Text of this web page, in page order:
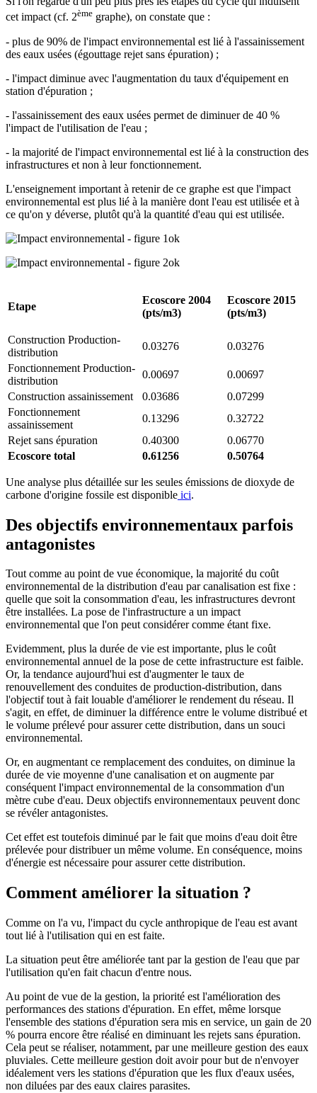
cet impact (cf. 2ème graphe), on constate que :
- plus de 90% de l'impact environnemental est lié à l'assainissement
des eaux usées (égouttage rejet sans épuration) ;
- l'impact diminue avec l'augmentation du taux d'équipement en
station d'épuration ;
- l'assainissement des eaux usées permet de diminuer de 40 %
l'impact de l'utilisation de l'eau ;
- la majorité de l'impact environnemental est lié à la construction des
infrastructures et non à leur fonctionnement.
L'enseignement important à retenir de ce graphe est que l'impact
environnemental est plus lié à la manière dont l'eau est utilisée et à
ce qu'on y déverse, plutôt qu'à la quantité d'eau qui est utilisée.
Etape
Ecoscore 2004
(pts/m3)
Ecoscore 2015
(pts/m3)
Construction Production-
distribution
0.03276
0.03276
Fonctionnement Production-
distribution
0.00697
0.00697
Construction assainissement
0.03686
0.07299
Fonctionnement
assainissement
0.13296
0.32722
Rejet sans épuration
0.40300
0.06770
Ecoscore total
0.61256 0.50764
Une analyse plus détaillée sur les seules émissions de dioxyde de
carbone d'origine fossile est disponible ici.
Des objectifs environnementaux parfois
antagonistes
Tout comme au point de vue économique, la majorité du coût
environnemental de la distribution d'eau par canalisation est fixe :
quelle que soit la consommation d'eau, les infrastructures devront
être installées. La pose de l'infrastructure a un impact
environnemental que l'on peut considérer comme étant fixe.
Evidemment, plus la durée de vie est importante, plus le coût
environnemental annuel de la pose de cette infrastructure est faible.
Or, la tendance aujourd'hui est d'augmenter le taux de
renouvellement des conduites de production-distribution, dans
l'objectif tout à fait louable d'améliorer le rendement du réseau. Il
s'agit, en effet, de diminuer la différence entre le volume distribué et
le volume prélevé pour assurer cette distribution, dans un souci
environnemental.
Or, en augmentant ce remplacement des conduites, on diminue la
durée de vie moyenne d'une canalisation et on augmente par
conséquent l'impact environnemental de la consommation d'un
mètre cube d'eau. Deux objectifs environnementaux peuvent donc
se révéler antagonistes.
Cet effet est toutefois diminué par le fait que moins d'eau doit être
prélevée pour distribuer un même volume. En conséquence, moins
d'énergie est nécessaire pour assurer cette distribution.
Comment améliorer la situation ?
Comme on l'a vu, l'impact du cycle anthropique de l'eau est avant
tout lié à l'utilisation qui en est faite.
La situation peut être améliorée tant par la gestion de l'eau que par
l'utilisation qu'en fait chacun d'entre nous.
Au point de vue de la gestion, la priorité est l'amélioration des
performances des stations d'épuration. En effet, même lorsque
l'ensemble des stations d'épuration sera mis en service, un gain de 20
% pourra encore être réalisé en diminuant les rejets sans épuration.
Cela peut se réaliser, notamment, par une meilleure gestion des eaux
pluviales. Cette meilleure gestion doit avoir pour but de n'envoyer
idéalement vers les stations d'épuration que les flux d'eaux usées,
non diluées par des eaux claires parasites.